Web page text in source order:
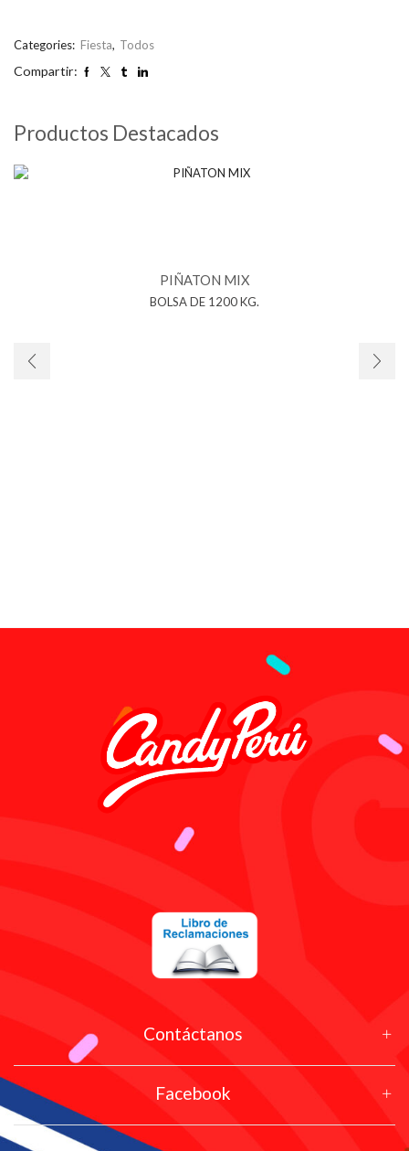
Categories: Fiesta, Todos
Compartir:
Productos Destacados
PIÑATON MIX
BOLSA DE 1200 KG.
Contáctanos
Facebook